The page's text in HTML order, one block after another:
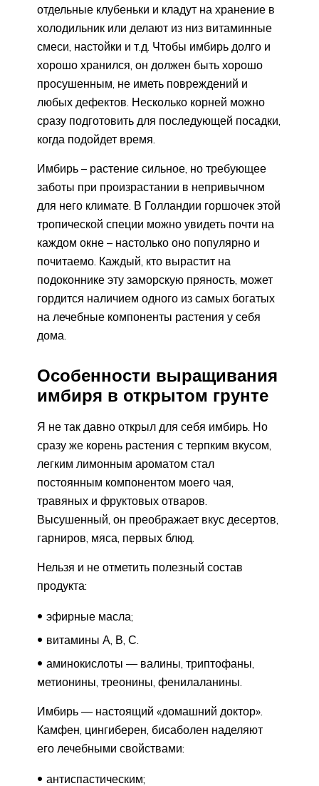
отдельные клубеньки и кладут на хранение в
холодильник или делают из низ витаминные
смеси, настойки и т.д. Чтобы имбирь долго и
хорошо хранился, он должен быть хорошо
просушенным, не иметь повреждений и
любых дефектов. Несколько корней можно
сразу подготовить для последующей посадки,
когда подойдет время.
Имбирь – растение сильное, но требующее
заботы при произрастании в непривычном
для него климате. В Голландии горшочек этой
тропической специи можно увидеть почти на
каждом окне – настолько оно популярно и
почитаемо. Каждый, кто вырастит на
подоконнике эту заморскую пряность, может
гордится наличием одного из самых богатых
на лечебные компоненты растения у себя
дома.
Особенности выращивания
имбиря в открытом грунте
Я не так давно открыл для себя имбирь. Но
сразу же корень растения с терпким вкусом,
легким лимонным ароматом стал
постоянным компонентом моего чая,
травяных и фруктовых отваров.
Высушенный, он преображает вкус десертов,
гарниров, мяса, первых блюд.
Нельзя и не отметить полезный состав
продукта:
эфирные масла;
витамины А, В, С.
аминокислоты — валины, триптофаны,
метионины, треонины, фенилаланины.
Имбирь — настоящий «домашний доктор».
Камфен, цингиберен, бисаболен наделяют
его лечебными свойствами:
антиспастическим;